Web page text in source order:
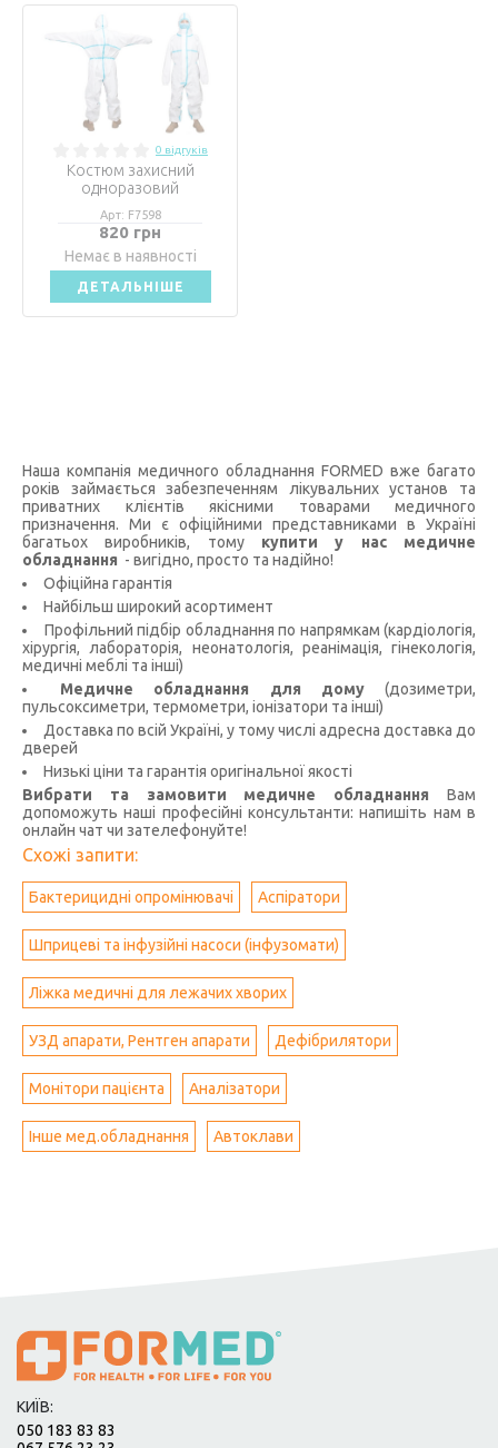
0 відгуків
Костюм захисний
одноразовий
Арт: F7598
820 грн
Немає в наявності
ДЕТАЛЬНІШЕ
Наша компанія медичного обладнання FORMED вже багато
років займається забезпеченням лікувальних установ та
приватних клієнтів якісними товарами медичного
призначення. Ми є офіційними представниками в Україні
багатьох виробників, тому купити у нас медичне
обладнання - вигідно, просто та надійно!
Офіційна гарантія
Найбільш широкий асортимент
Профільний підбір обладнання по напрямкам (кардіологія,
хірургія, лабораторія, неонатологія, реанімація, гінекологія,
медичні меблі та інші)
Медичне обладнання для дому(дозиметри,
пульсоксиметри, термометри, іонізатори та інші)
Доставка по всій Україні, у тому числі адресна доставка до
дверей
Низькі ціни та гарантія оригінальної якості
Вибрати та замовити медичне обладнання Вам
допоможуть наші професійні консультанти: напишіть нам в
онлайн чат чи зателефонуйте!
Схожі запити:
Бактерицидні опромінювачі Аспіратори
Шприцеві та інфузійні насоси (інфузомати)
Ліжка медичні для лежачих хворих
УЗД апарати, Рентген апарати Дефібрилятори
Монітори пацієнта Аналізатори
Інше мед.обладнання Автоклави
КИЇВ:
050 183 83 83